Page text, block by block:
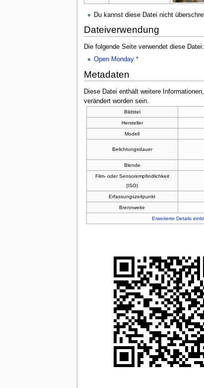
Du kannst diese Datei nicht
Dateiverwendung
Die folgende Seite verwendet diese Datei:
Open Monday *
Metadaten
Diese Datei enthält weitere
verändert worden sein.
Bildtitel
Hersteller
Modell
Belichtungsdauer
Blende
Film- oder Sensorempfindlichkeit
(ISO)
Erfassungszeitpunkt
Brennweite
Erweiterte Details